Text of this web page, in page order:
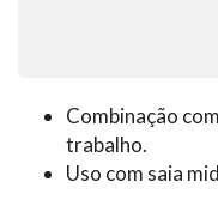
Combinação
trabalho.
Uso com saia